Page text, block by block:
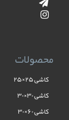
محصولات
کاشی ۲۵×۲۵
کاشی ۳۰×۳۰
کاشی ۶۰×۳۰